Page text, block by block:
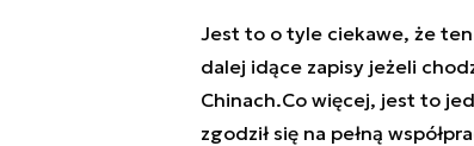
Jest to o tyle ciekawe, że
dalej idące zapisy jeżeli
Chinach.Co więcej, jest to
zgodził się na pełną